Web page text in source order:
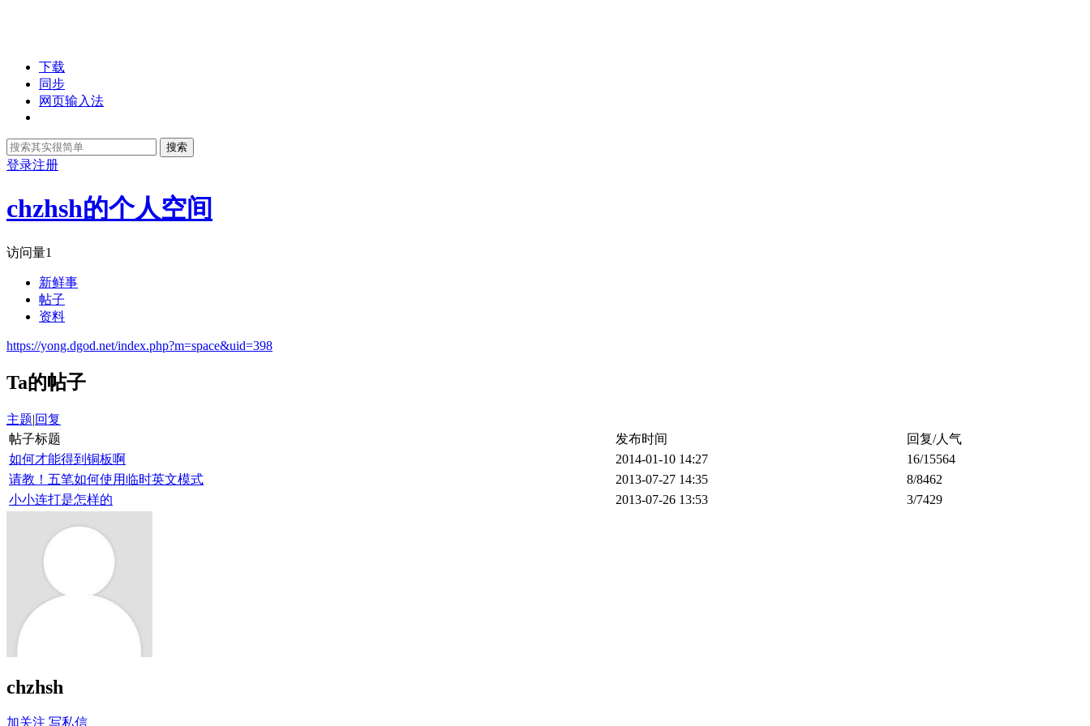
下载
同步
网页输入法
搜索
登录注册
chzhsh的个人空间
访问量1
新鲜事
帖子
资料
https://yong.dgod.net/index.php?m=space&uid=398
Ta的帖子
主题|回复
帖子标题
发布时间
回复/人气
如何才能得到铜板啊
2014-01-10 14:27 16/15564
请教！五笔如何使用临时英文模式
2013-07-27 14:35 8/8462
小小连打是怎样的
2013-07-26 13:53 3/7429
chzhsh
加关注 写私信